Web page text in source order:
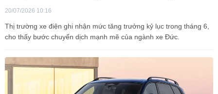
20/07/2026 10:16
Thị trường xe điện ghi nhận mức tăng trưởng kỷ lục trong tháng 6,
cho thấy bước chuyển dịch mạnh mẽ của ngành xe Đức.